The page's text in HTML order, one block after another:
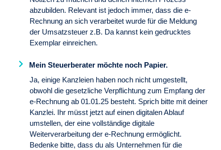
Expertinnen zu unterstützen, Bücher
zu entwickeln, die begeistern und
echten Mehrwert bieten. Ich begleite
von der ersten Idee bis zur
strategischen Planung der
Buchlaunches, also dem Moment, in
dem das Buch das Licht der Welt
erblickt und für potenzielle Leser
sichtbar gemacht wird.
Mehr zu Ulrike
abzubilden. Relevant ist jedoch immer, dass die e-
Rechnung an sich verarbeitet wurde für die Meldung
der Umsatzsteuer z.B. Da kannst kein gedrucktes
Exemplar einreichen.
Mein Steuerberater möchte noch Papier.
Ja, einige Kanzleien haben noch nicht umgestellt,
obwohl die gesetzliche Verpflichtung zum Empfang der
e-Rechnung ab 01.01.25 besteht. Sprich bitte mit deiner
Kanzlei. Ihr müsst jetzt auf einen digitalen Ablauf
umstellen, der eine vollständige digitale
Weiterverarbeitung der e-Rechnung ermöglicht.
Bedenke bitte, dass du als Unternehmen für die